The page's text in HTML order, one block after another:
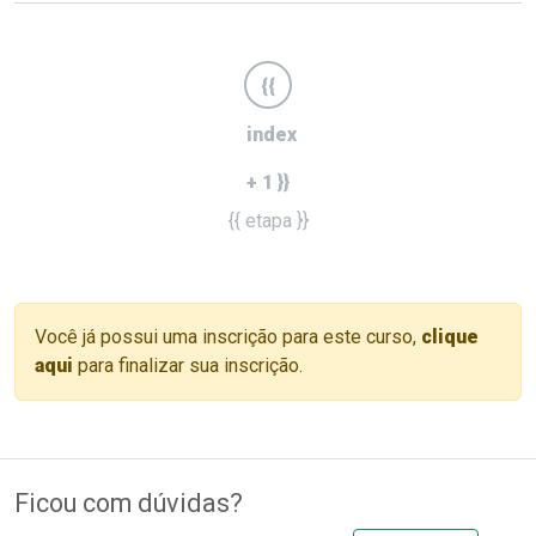
{{
index
+ 1 }}
{{ etapa }}
Você já possui uma inscrição para este curso, clique
aqui para finalizar sua inscrição.
Ficou com dúvidas?